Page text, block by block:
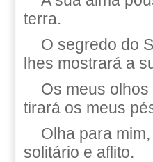
terra.
O segredo do
lhes mostrará a
Os meus
tirará os meus
Olha para
solitário e aflito.